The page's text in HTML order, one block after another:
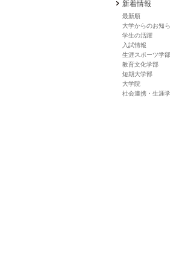
新着情報
最新順
大学からのお知
学生の活躍
入試情報
生涯スポーツ学部
教育文化学部
短期大学部
大学院
社会連携・生涯